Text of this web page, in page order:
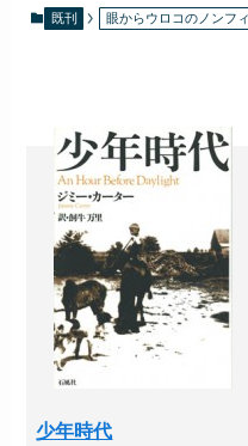
既刊 眼からウロコのノンフ
少年時代